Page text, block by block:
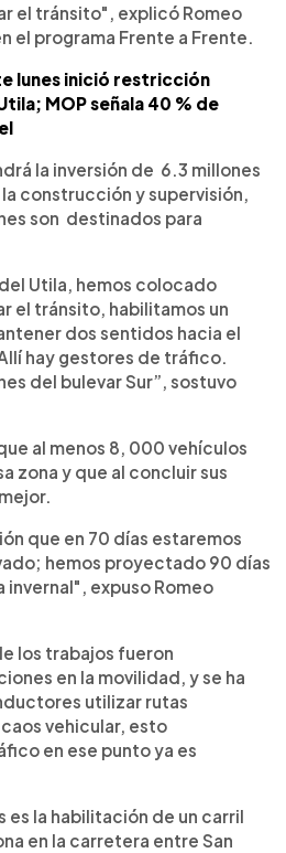
el tránsito", explicó Romeo
el programa Frente a Frente.
lunes inició restricción
MOP señala 40 % de
la inversión de 6.3 millones
construcción y supervisión,
son destinados para
Utila, hemos colocado
el tránsito, habilitamos un
dos sentidos hacia el
hay gestores de tráfico.
del bulevar Sur”, sostuvo
al menos 8, 000 vehículos
zona y que al concluir sus
que en 70 días estaremos
hemos proyectado 90 días
expuso Romeo
los trabajos fueron
en la movilidad, y se ha
utilizar rutas
vehicular, esto
en ese punto ya es
es la habilitación de un carril
en la carretera entre San